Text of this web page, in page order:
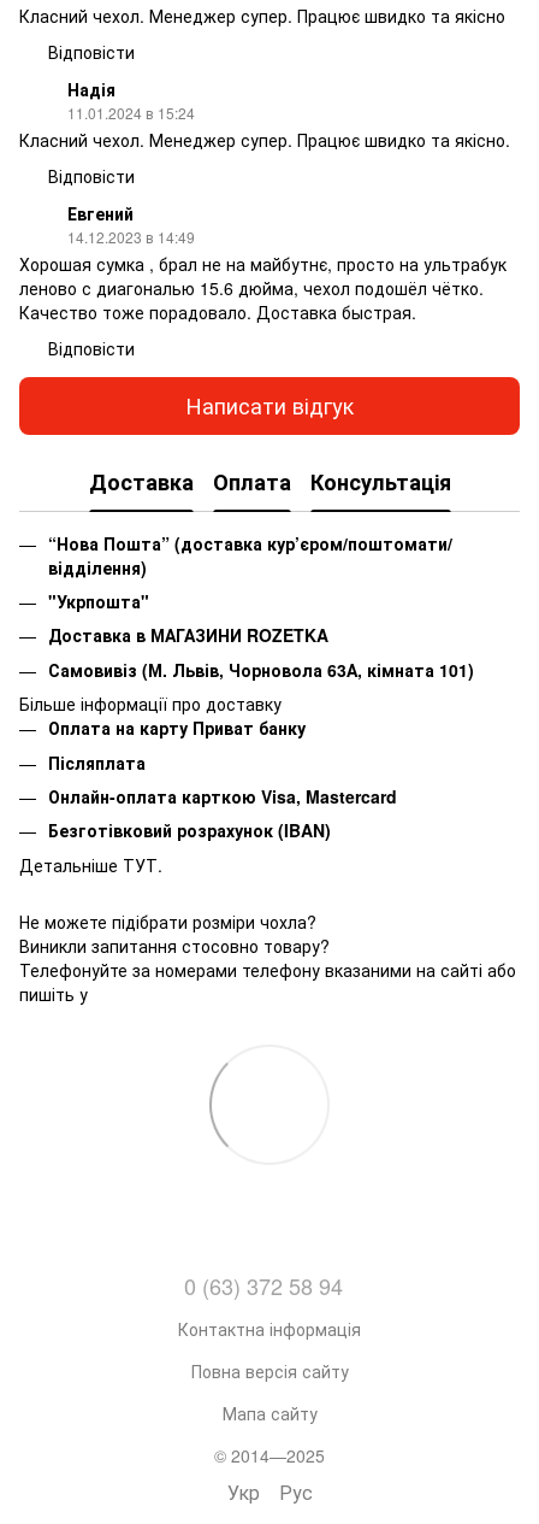
Класний чехол. Менеджер супер. Працює швидко та якісно
Відповісти
Надія
11.01.2024 в 15:24
Класний чехол. Менеджер супер. Працює швидко та якісно.
Відповісти
Евгений
14.12.2023 в 14:49
Хорошая сумка , брал не на майбутнє, просто на ультрабук
леново с диагональю 15.6 дюйма, чехол подошёл чётко.
Качество тоже порадовало. Доставка быстрая.
Відповісти
Написати відгук
Доставка Оплата Консультація
“Нова Пошта” (доставка кур’єром/поштомати/
відділення)
"Укрпошта"
Доставка в МАГАЗИНИ ROZETKA
Самовивіз (М. Львів, Чорновола 63А, кімната 101)
Більше інформації про доставку
Оплата на карту Приват банку
Післяплата
Онлайн-оплата карткою Visa, Mastercard
Безготівковий розрахунок (IBAN)
Детальніше ТУТ.
Не можете підібрати розміри чохла?
Виникли запитання стосовно товару?
Телефонуйте за номерами телефону вказаними на сайті або
пишіть у
0 (63) 372 58 94
Контактна інформація
Повна версія сайту
Мапа сайту
© 2014—2025
Укр Рус